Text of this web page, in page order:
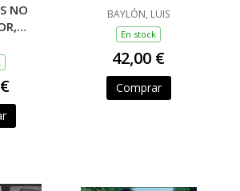
NO
BAYLÓN, LUIS
En stock
42,00 €
Comprar